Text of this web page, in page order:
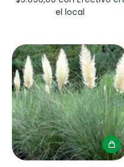
el local